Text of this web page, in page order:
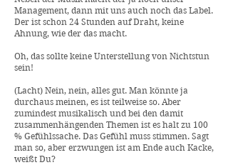
Management, dann mit uns auch noch das Label.
Der ist schon 24 Stunden auf Draht, keine
Ahnung, wie der das macht.
Oh, das sollte keine Unterstellung von Nichtstun
sein!
(Lacht) Nein, nein, alles gut. Man könnte ja
durchaus meinen, es ist teilweise so. Aber
zumindest musikalisch und bei den damit
zusammenhängenden Themen ist es halt zu 100
% Gefühlssache. Das Gefühl muss stimmen. Sagt
man so, aber erzwungen ist am Ende auch Kacke,
weißt Du?